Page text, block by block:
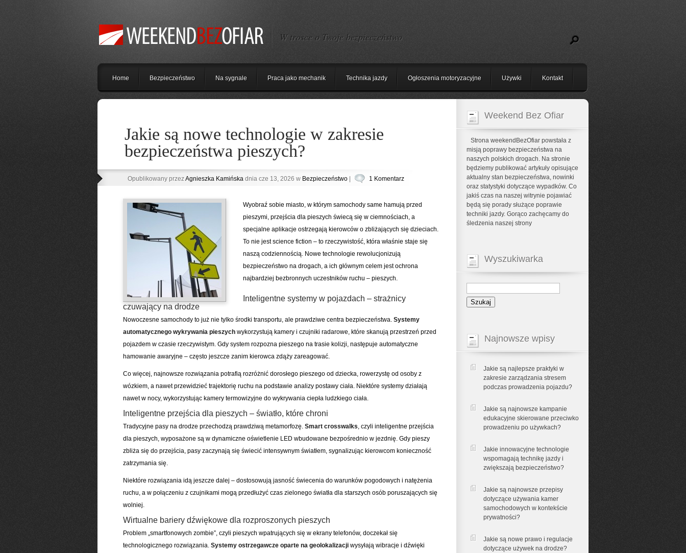
W trosce o Twoje bezpieczeństwo
Home Bezpieczeństwo Na sygnale Praca jako mechanik Technika jazdy Ogłoszenia motoryzacyjne Używki Kontakt
Jakie są nowe technologie w zakresie
bezpieczeństwa pieszych?
Opublikowany przezAgnieszka Kamińskadnia cze 13, 2026 w Bezpieczeństwo| 1 Komentarz
Wyobraź sobie miasto, w którym samochody same hamują przed
pieszymi, przejścia dla pieszych świecą się w ciemnościach, a
specjalne aplikacje ostrzegają kierowców o zbliżających się dzieciach.
To nie jest science fiction – to rzeczywistość, która właśnie staje się
naszą codziennością. Nowe technologie rewolucjonizują
bezpieczeństwo na drogach, a ich głównym celem jest ochrona
najbardziej bezbronnych uczestników ruchu – pieszych.
Inteligentne systemy w pojazdach – strażnicy
czuwający na drodze
Nowoczesne samochody to już nie tylko środki transportu, ale prawdziwe centra bezpieczeństwa. Systemy
automatycznego wykrywania pieszychwykorzystują kamery i czujniki radarowe, które skanują przestrzeń przed
pojazdem w czasie rzeczywistym. Gdy system rozpozna pieszego na trasie kolizji, następuje automatyczne
hamowanie awaryjne – często jeszcze zanim kierowca zdąży zareagować.
Co więcej, najnowsze rozwiązania potrafią rozróżnić dorosłego pieszego od dziecka, rowerzystę od osoby z
wózkiem, a nawet przewidzieć trajektorię ruchu na podstawie analizy postawy ciała. Niektóre systemy działają
nawet w nocy, wykorzystując kamery termowizyjne do wykrywania ciepła ludzkiego ciała.
Inteligentne przejścia dla pieszych – światło, które chroni
Tradycyjne pasy na drodze przechodzą prawdziwą metamorfozę. Smart crosswalks, czyli inteligentne przejścia
dla pieszych, wyposażone są w dynamiczne oświetlenie LED wbudowane bezpośrednio w jezdnię. Gdy pieszy
zbliża się do przejścia, pasy zaczynają się świecić intensywnym światłem, sygnalizując kierowcom konieczność
zatrzymania się.
Niektóre rozwiązania idą jeszcze dalej – dostosowują jasność świecenia do warunków pogodowych i natężenia
ruchu, a w połączeniu z czujnikami mogą przedłużyć czas zielonego światła dla starszych osób poruszających się
wolniej.
Wirtualne bariery dźwiękowe dla rozproszonych pieszych
Problem „smartfonowych zombie”, czyli pieszych wpatrujących się w ekrany telefonów, doczekał się
technologicznego rozwiązania. Systemy ostrzegawcze oparte na geolokalizacjiwysyłają wibracje i dźwięki
Weekend Bez Ofiar
Strona weekendBezOfiar powstała z
misją poprawy bezpieczeństwa na
naszych polskich drogach. Na stronie
będziemy publikować artykuły opisujące
aktualny stan bezpieczeństwa, nowinki
oraz statystyki dotyczące wypadków. Co
jakiś czas na naszej witrynie pojawiać
będą się porady służące poprawie
techniki jazdy. Gorąco zachęcamy do
śledzenia naszej strony
Wyszukiwarka
Najnowsze wpisy
Jakie są najlepsze praktyki w
zakresie zarządzania stresem
podczas prowadzenia pojazdu?
Jakie są najnowsze kampanie
edukacyjne skierowane przeciwko
prowadzeniu po używkach?
Jakie innowacyjne technologie
wspomagają technikę jazdy i
zwiększają bezpieczeństwo?
Jakie są najnowsze przepisy
dotyczące używania kamer
samochodowych w kontekście
prywatności?
Jakie są nowe prawo i regulacje
dotyczące używek na drodze?